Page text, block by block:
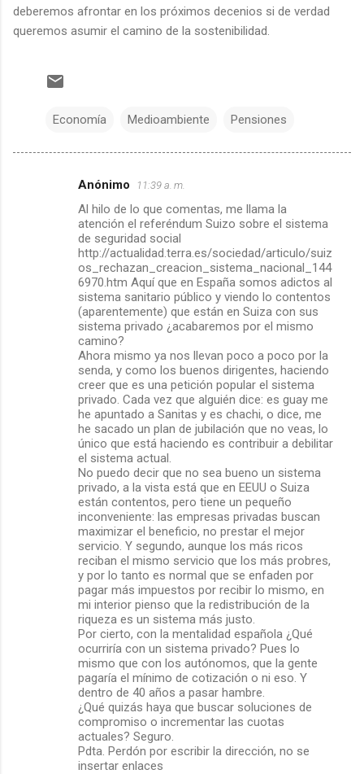
deberemos afrontar en los próximos decenios si de verdad
queremos asumir el camino de la sostenibilidad.
Economía Medioambiente Pensiones
Anónimo 11:39 a. m.
Al hilo de lo que comentas, me llama la
atención el referéndum Suizo sobre el sistema
de seguridad social
http://actualidad.terra.es/sociedad/articulo/suiz
os_rechazan_creacion_sistema_nacional_144
6970.htm Aquí que en España somos adictos al
sistema sanitario público y viendo lo contentos
(aparentemente) que están en Suiza con sus
sistema privado ¿acabaremos por el mismo
camino?
Ahora mismo ya nos llevan poco a poco por la
senda, y como los buenos dirigentes, haciendo
creer que es una petición popular el sistema
privado. Cada vez que alguién dice: es guay me
he apuntado a Sanitas y es chachi, o dice, me
he sacado un plan de jubilación que no veas, lo
único que está haciendo es contribuir a debilitar
el sistema actual.
No puedo decir que no sea bueno un sistema
privado, a la vista está que en EEUU o Suiza
están contentos, pero tiene un pequeño
inconveniente: las empresas privadas buscan
maximizar el beneficio, no prestar el mejor
servicio. Y segundo, aunque los más ricos
reciban el mismo servicio que los más probres,
y por lo tanto es normal que se enfaden por
pagar más impuestos por recibir lo mismo, en
mi interior pienso que la redistribución de la
riqueza es un sistema más justo.
Por cierto, con la mentalidad española ¿Qué
ocurriría con un sistema privado? Pues lo
mismo que con los autónomos, que la gente
pagaría el mínimo de cotización o ni eso. Y
dentro de 40 años a pasar hambre.
¿Qué quizás haya que buscar soluciones de
compromiso o incrementar las cuotas
actuales? Seguro.
Pdta. Perdón por escribir la dirección, no se
insertar enlaces